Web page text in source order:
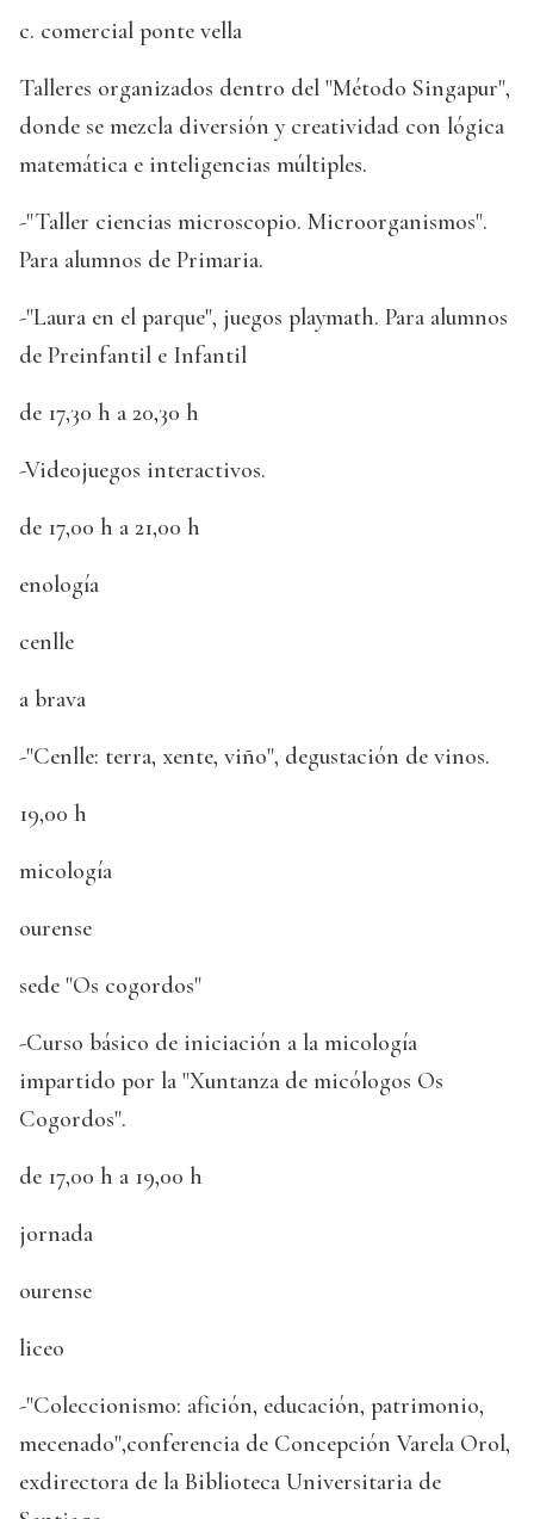
c. comercial ponte vella
Talleres organizados dentro del "Método Singapur",
donde se mezcla diversión y creatividad con lógica
matemática e inteligencias múltiples.
-"Taller ciencias microscopio. Microorganismos".
Para alumnos de Primaria.
-"Laura en el parque", juegos playmath. Para alumnos
de Preinfantil e Infantil
de 17,30 h a 20,30 h
-Videojuegos interactivos.
de 17,00 h a 21,00 h
enología
cenlle
a brava
-"Cenlle: terra, xente, viño", degustación de vinos.
19,00 h
micología
ourense
sede "Os cogordos"
-Curso básico de iniciación a la micología
impartido por la "Xuntanza de micólogos Os
Cogordos".
de 17,00 h a 19,00 h
jornada
ourense
liceo
-"Coleccionismo: afición, educación, patrimonio,
mecenado",conferencia de Concepción Varela Orol,
exdirectora de la Biblioteca Universitaria de